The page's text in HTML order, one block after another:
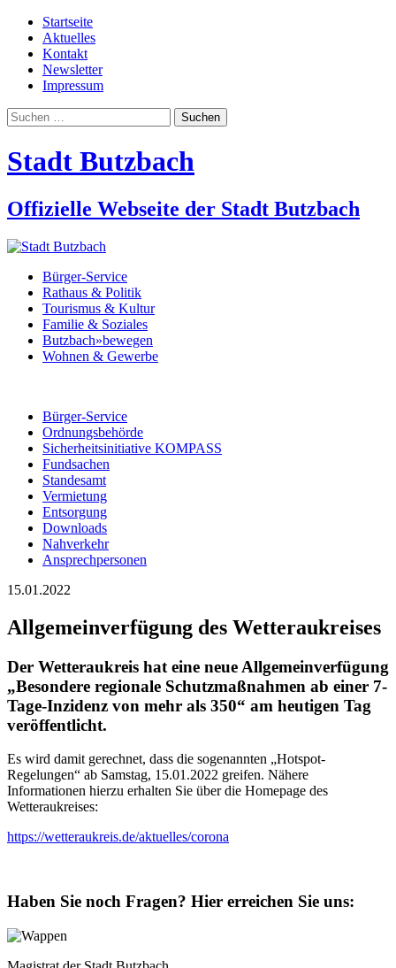
Startseite
Aktuelles
Kontakt
Newsletter
Impressum
Suchen
nach:
Stadt Butzbach
Offizielle Webseite der Stadt Butzbach
Bürger-Service
Rathaus & Politik
Tourismus & Kultur
Familie & Soziales
Butzbach»bewegen
Wohnen & Gewerbe
Bürger-Service
Ordnungsbehörde
Sicherheitsinitiative KOMPASS
Fundsachen
Standesamt
Vermietung
Entsorgung
Downloads
Nahverkehr
Ansprechpersonen
15.01.2022
Allgemeinverfügung des Wetteraukreises
Der Wetteraukreis hat eine neue Allgemeinverfügung
„Besondere regionale Schutzmaßnahmen ab einer 7-
Tage-Inzidenz von mehr als 350“ am heutigen Tag
veröffentlicht.
Es wird damit gerechnet, dass die sogenannten „Hotspot-
Regelungen“ ab Samstag, 15.01.2022 greifen. Nähere
Informationen hierzu erhalten Sie über die Homepage des
Wetteraukreises:
https://wetteraukreis.de/aktuelles/corona
Haben Sie noch Fragen? Hier erreichen Sie uns: